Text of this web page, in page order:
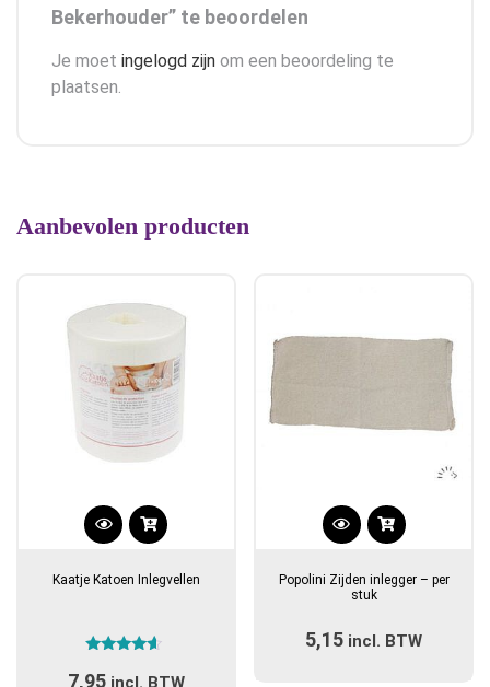
Bekerhouder” te beoordelen
Je moet ingelogd zijn om een beoordeling te
plaatsen.
Aanbevolen producten
Kaatje Katoen Inlegvellen
4.40
7,95
Dit
heeft
variaties.
Popolini Zijden inlegger – per
stuk
5,15 incl. BTW